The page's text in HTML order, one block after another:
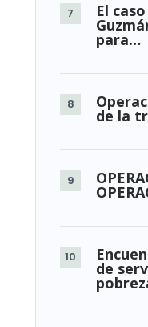
El
para…
de la
de